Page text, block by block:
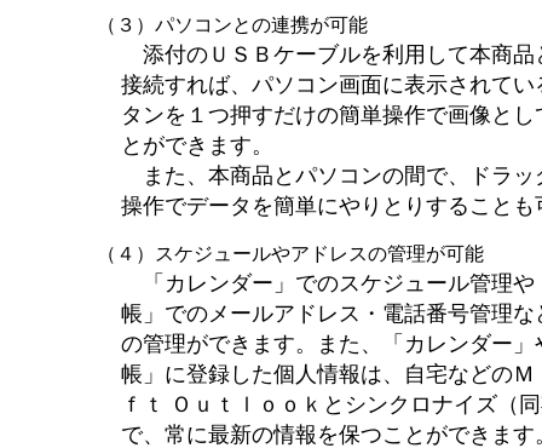
（３）パソコンとの連携が可能
添付のＵＳＢケーブルを利用して本商品
接続すれば、パソコン画面に表示されてい
タンを１つ押すだけの簡単操作で画像と
とができます。
また、本商品とパソコンの間で、ドラッ
操作でデータを簡単にやりとりすることも
（４）スケジュールやアドレスの管理が可能
「カレンダー」でのスケジュール管理や
帳」でのメールアドレス・電話番号管理な
の管理ができます。また、「カレンダー」
帳」に登録した個人情報は、自宅などのＭ
ｆｔ Ｏｕｔｌｏｏｋとシンクロナイズ（
で、常に最新の情報を保つことができます